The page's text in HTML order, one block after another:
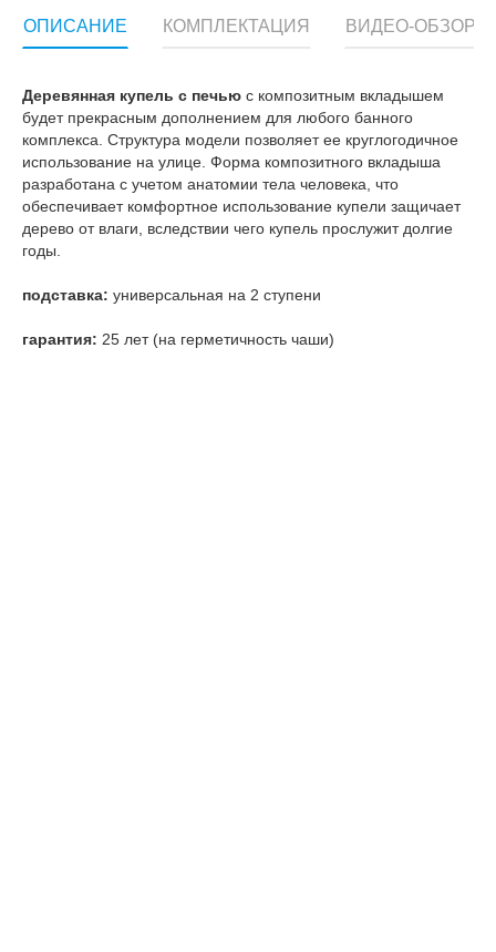
ОПИСАНИЕ КОМПЛЕКТАЦИЯ ВИДЕО-ОБЗОР
Деревянная купель с печью с композитным вкладышем
будет прекрасным дополнением для любого банного
комплекса. Структура модели позволяет ее круглогодичное
использование на улице. Форма композитного вкладыша
разработана с учетом анатомии тела человека, что
обеспечивает комфортное использование купели защичает
дерево от влаги, вследствии чего купель прослужит долгие
годы.
подставка: универсальная на 2 ступени
гарантия: 25 лет (на герметичность чаши)